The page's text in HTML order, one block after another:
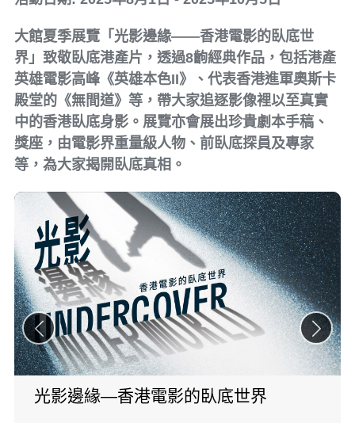
大館夏季展覽「光影邊緣——香港電影的臥底世
界」致敬臥底港產片，透過8齣經典作品，包括港產
英雄電影高峰《英雄本色II》、代表香港進軍奧斯卡
殿堂的《無間道》等，帶大家追逐影像裡以至真實
中的香港臥底身影。展覽亦會展出珍貴劇本手稿、
獎座，由電影界重量級人物、前臥底探員及專家
等，為大家揭開臥底真相。
光影邊緣—香港電影的臥底世界